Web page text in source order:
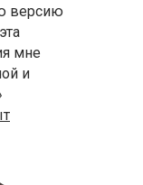
версию
мне
и